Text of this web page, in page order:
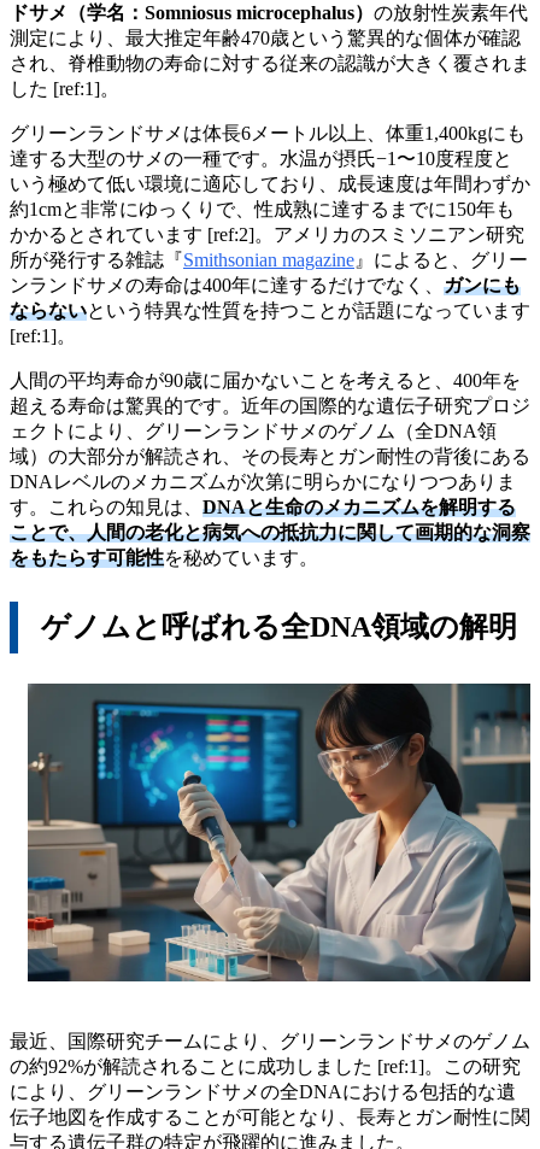
ドサメ（学名：Somniosus microcephalus） の放射性炭素年代
測定により、最大推定年齢470歳という驚異的な個体が確認
され、脊椎動物の寿命に対する従来の認識が大きく覆されま
した [ref:1]。
グリーンランドサメは体長6メートル以上、体重1,400kgにも
達する大型のサメの一種です。水温が摂氏−1〜10度程度と
いう極めて低い環境に適応しており、成長速度は年間わずか
約1cmと非常にゆっくりで、性成熟に達するまでに150年も
かかるとされています [ref:2]。アメリカのスミソニアン研究
所が発行する雑誌『Smithsonian magazine 』によると、グリー
ンランドサメの寿命は400年に達するだけでなく、 ガンにも
ならないという特異な性質を持つことが話題になっています
[ref:1]。
人間の平均寿命が90歳に届かないことを考えると、400年を
超える寿命は驚異的です。近年の国際的な遺伝子研究プロジ
ェクトにより、グリーンランドサメのゲノム（全DNA領
域）の大部分が解読され、その長寿とガン耐性の背後にある
DNAレベルのメカニズムが次第に明らかになりつつありま
す。これらの知見は、 DNAと生命のメカニズムを解明する
ことで、人間の老化と病気への抵抗力に関して画期的な洞察
をもたらす可能性を秘めています。
ゲノムと呼ばれる全DNA領域の解明
最近、国際研究チームにより、グリーンランドサメのゲノム
の約92%が解読されることに成功しました [ref:1]。この研究
により、グリーンランドサメの全DNAにおける包括的な遺
伝子地図を作成することが可能となり、長寿とガン耐性に関
与する遺伝子群の特定が飛躍的に進みました。